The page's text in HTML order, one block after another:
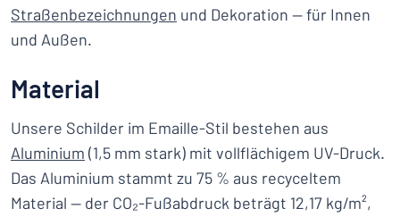
Straßenbezeichnungen und Dekoration — für Innen
und Außen.
Material
Unsere Schilder im Emaille-Stil bestehen aus
Aluminium (1,5 mm stark) mit vollflächigem UV-Druck.
Das Aluminium stammt zu 75 % aus recyceltem
Material — der CO₂-Fußabdruck beträgt 12,17 kg/m²,